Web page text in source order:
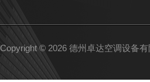
Copyright © 2026 德州卓达空调设备